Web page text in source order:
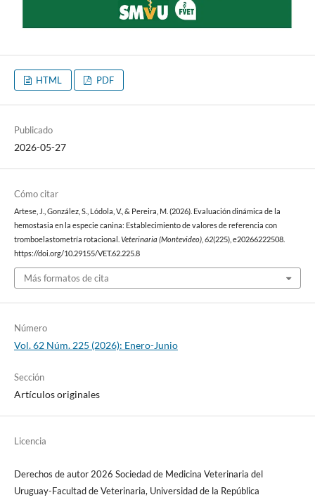
HTML PDF
Publicado
2026-05-27
Cómo citar
Artese, J., González, S., Lódola, V., & Pereira, M. (2026). Evaluación dinámica de la
hemostasia en la especie canina: Establecimiento de valores de referencia con
tromboelastometría rotacional. Veterinaria (Montevideo), 62(225), e20266222508.
https://doi.org/10.29155/VET.62.225.8
Más formatos de cita
Número
Vol. 62 Núm. 225 (2026): Enero-Junio
Sección
Artículos originales
Licencia
Derechos de autor 2026 Sociedad de Medicina Veterinaria del
Uruguay-Facultad de Veterinaria, Universidad de la República